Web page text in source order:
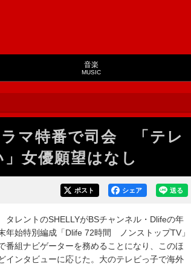
音楽
MUSIC
マ特番で司会 「テレ
女優願望はなし
送る
シェア
ポスト
タレントのSHELLYがBSチャンネル・Dlifeの年
年始特別編成「Dlife 72時間 ノンストップTV」
番組ナビゲーターを務めることになり、このほ
インタビューに応じた。大のテレビっ子で海外